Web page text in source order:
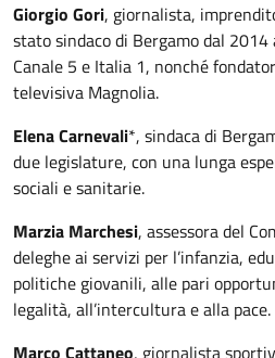
Giorgio Gori, giornalista,
stato sindaco di Bergamo dal
Canale 5 e Italia 1, nonché
televisiva Magnolia.
Elena Carnevali*, sindaca di
due legislature, con una lunga
sociali e sanitarie.
Marzia Marchesi, assessora del
deleghe ai servizi per l’infanzia,
politiche giovanili, alle pari
legalità, all’intercultura e alla pace.